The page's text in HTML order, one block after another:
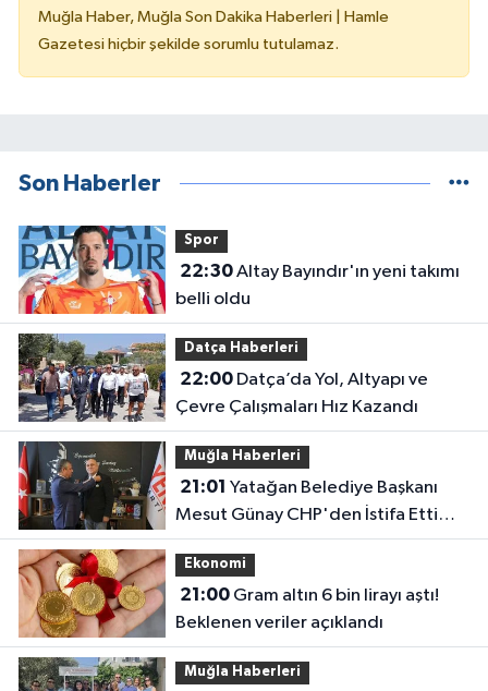
Muğla Haber, Muğla Son Dakika Haberleri | Hamle
Gazetesi hiçbir şekilde sorumlu tutulamaz.
Son Haberler
Spor
22:30Altay Bayındır'ın yeni takımı
belli oldu
Datça Haberleri
22:00Datça’da Yol, Altyapı ve
Çevre Çalışmaları Hız Kazandı
Muğla Haberleri
21:01
Mesut Günay CHP'den İstifa Etti
Yeni Parti'ye Katıldı
Ekonomi
21:00Gram altın 6 bin lirayı aştı!
Beklenen veriler açıklandı
Muğla Haberleri